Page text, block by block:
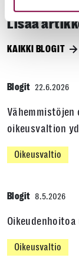
Lisää
KAIKKI BLOGIT
Blogit 22.6.2026
Vähemmistöjen
oikeusvaltion
Oikeusvaltio
Blogit 8.5.2026
Oikeusvaltio